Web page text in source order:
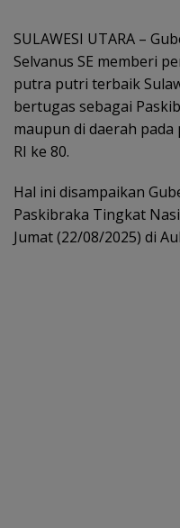
SULAWESI UTARA –
Selvanus SE memberi
putra putri terbaik
bertugas sebagai
maupun di daerah
RI ke 80.
Hal ini disampaikan
Paskibraka Tingkat
Jumat (22/08/2025) di